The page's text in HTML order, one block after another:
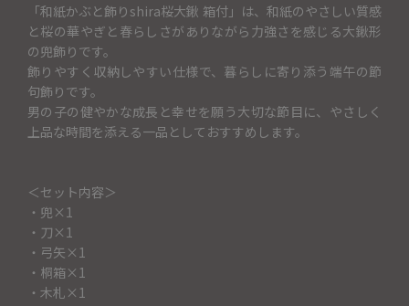
「和紙かぶと飾りshira桜大鍬 箱付」は、和紙のやさしい質感
と桜の華やぎと春らしさがありながら力強さを感じる大鍬形
の兜飾りです。
飾りやすく収納しやすい仕様で、暮らしに寄り添う端午の節
句飾りです。
男の子の健やかな成長と幸せを願う大切な節目に、やさしく
上品な時間を添える一品としておすすめします。
＜セット内容＞
・兜×1
・刀×1
・弓矢×1
・桐箱×1
・木札×1